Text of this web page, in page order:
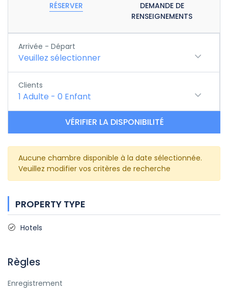
RÉSERVER
DEMANDE DE
RENSEIGNEMENTS
Arrivée - Départ
Veuillez sélectionner
Clients
1 Adulte - 0 Enfant
VÉRIFIER LA DISPONIBILITÉ
Aucune chambre disponible à la date sélectionnée.
Veuillez modifier vos critères de recherche
PROPERTY TYPE
Hotels
Règles
Enregistrement